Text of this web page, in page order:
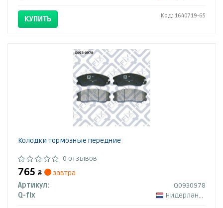
КУПИТЬ Код: 1640719-65
Колодки тормозные передние
0 отзывов
765 ₴
завтра
Артикул:
Q0930978
Q-fix
Нидерланды